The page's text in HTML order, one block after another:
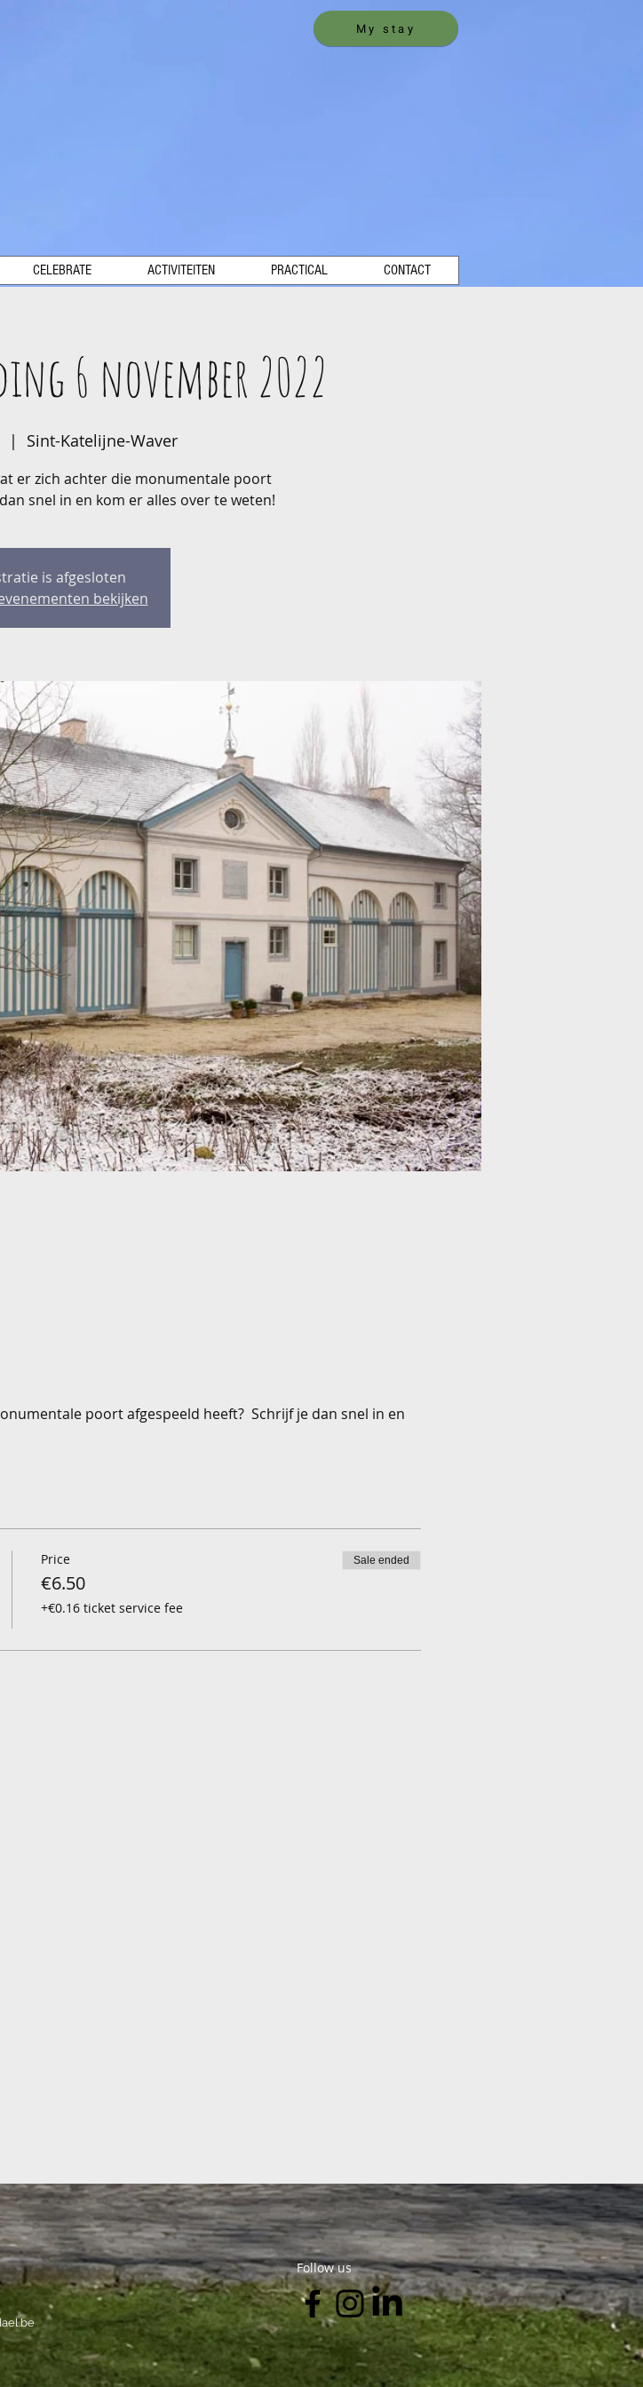
My stay
CELEBRATE ACTIVITEITEN PRACTICAL CONTACT
6 november 2022
  |
Sint-Katelijne-Waver
er zich achter die monumentale poort
snel in en kom er alles over te weten!
is afgesloten
bekijken
poort afgespeeld heeft? Schrijf je dan snel in en
Price
€6.50
+€0.16 ticket service fee
Sale ended
Follow us